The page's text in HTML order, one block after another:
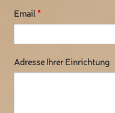
Email *
Adresse Ihrer Einrichtung